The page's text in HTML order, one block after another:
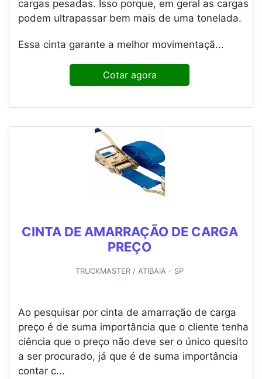
cargas pesadas. Isso porque, em geral as cargas
podem ultrapassar bem mais de uma tonelada.
Essa cinta garante a melhor movimentaçã...
Cotar agora
CINTA DE AMARRAÇÃO DE CARGA
PREÇO
TRUCKMASTER / ATIBAIA - SP
Ao pesquisar por cinta de amarração de carga
preço é de suma importância que o cliente tenha
ciência que o preço não deve ser o único quesito
a ser procurado, já que é de suma importância
contar c...